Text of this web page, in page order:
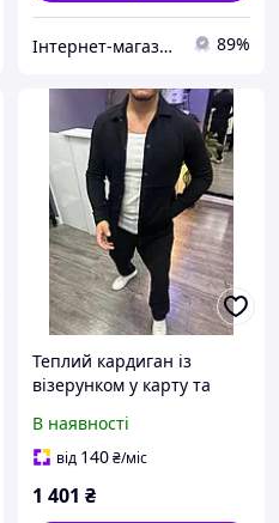
Інтернет-магазин OK Shop 89%
Теплий кардиган із
візерунком у карту та
BrandName
В наявності
від 140₴/міс
1 401 ₴